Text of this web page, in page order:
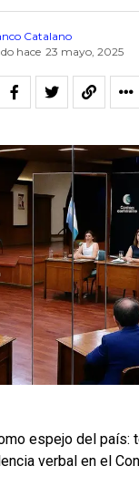
Catalano
hace 23 mayo, 2025
espejo del país:
verbal en el